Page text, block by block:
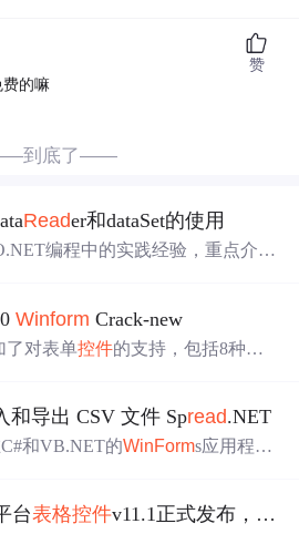
费的嘛
赞
到底了——
Reader和dataSet的使用
编程中的实践经验，重点介绍
组件的具体步骤。
Winform Crack-new
了对表单控件的支持，包括8种不
电子表格工具提供强大的计算引擎
创建各种应用程序。
和导出 CSV 文件 Spread.NET
和VB.NET的WinForms应用程序
SpreadDesigner工具实时编辑电
台表格控件v11.1正式发布，让数据用 Excel 的方式说话